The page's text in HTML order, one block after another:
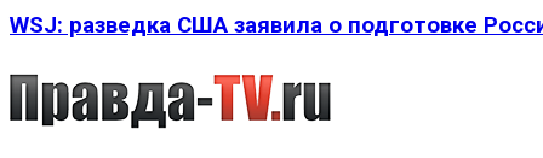
WSJ: разведка США заявила о подготовке